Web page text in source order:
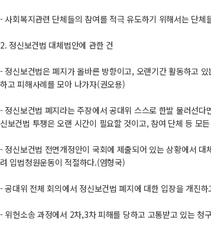
- 사회복지관련 단체들의 참여를 적극 유도하기 위해서는 단
2. 정신보건법 대체법안에 관한 건
- 정신보건법은 폐지가 올바른 방향이고, 오랜기간 활동하고
하고 피해사례를 모아 나가자(권오용)
- 정신보건법 폐지라는 주장에서 공대위 스스로 한발 물러선
신보건법 투쟁은 오랜 시간이 필요할 것이고, 참여 단체 등 모
- 정신보건법 전면개정안이 국회에 제출되어 있는 상황에서
려 입법청원운동이 적절하다.(염형국)
- 공대위 전체 회의에서 정신보건법 폐지에 대한 입장을 개진
- 위헌소송 과정에서 2차,3차 피해를 당하고 고통받고 있는 청